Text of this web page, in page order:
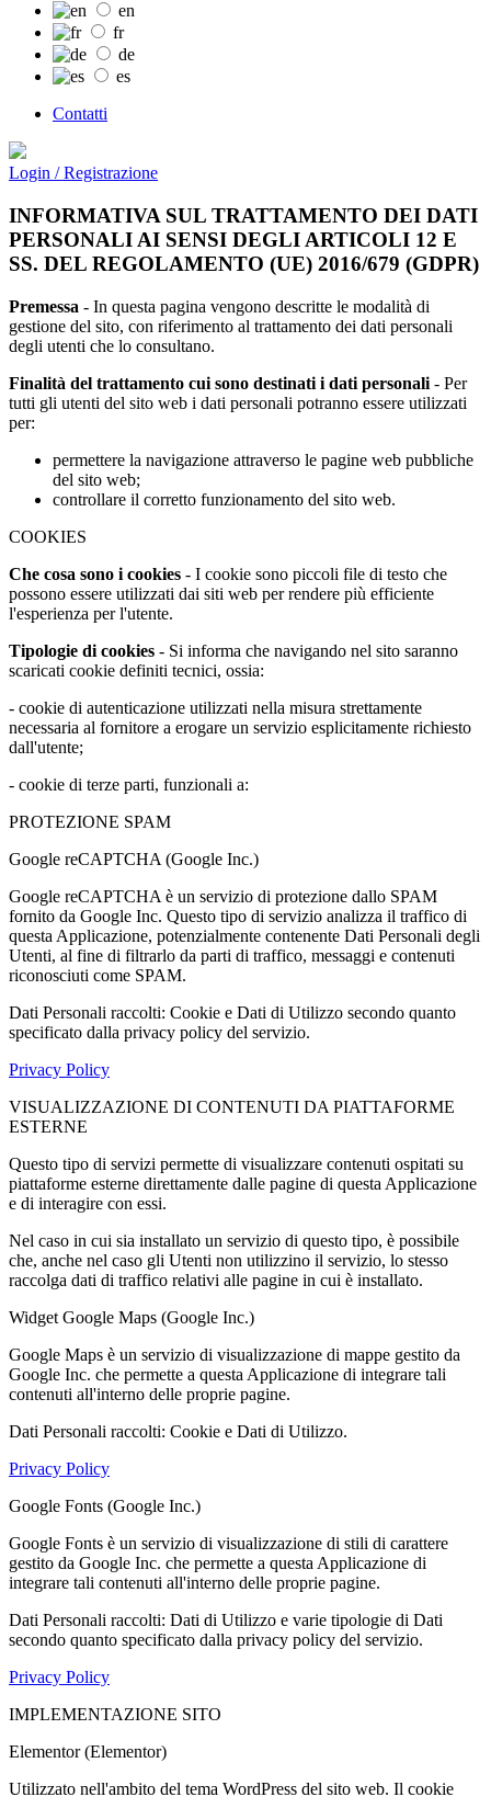
en
fr
de
es
Contatti
Login / Registrazione
INFORMATIVA SUL TRATTAMENTO DEI DATI
PERSONALI AI SENSI DEGLI ARTICOLI 12 E
SS. DEL REGOLAMENTO (UE) 2016/679 (GDPR)
Premessa - In questa pagina vengono descritte le modalità di
gestione del sito, con riferimento al trattamento dei dati personali
degli utenti che lo consultano.
Finalità del trattamento cui sono destinati i dati personali - Per
tutti gli utenti del sito web i dati personali potranno essere utilizzati
per:
permettere la navigazione attraverso le pagine web pubbliche
del sito web;
controllare il corretto funzionamento del sito web.
COOKIES
Che cosa sono i cookies - I cookie sono piccoli file di testo che
possono essere utilizzati dai siti web per rendere più efficiente
l'esperienza per l'utente.
Tipologie di cookies - Si informa che navigando nel sito saranno
scaricati cookie definiti tecnici, ossia:
- cookie di autenticazione utilizzati nella misura strettamente
necessaria al fornitore a erogare un servizio esplicitamente richiesto
dall'utente;
- cookie di terze parti, funzionali a:
PROTEZIONE SPAM
Google reCAPTCHA (Google Inc.)
Google reCAPTCHA è un servizio di protezione dallo SPAM
fornito da Google Inc. Questo tipo di servizio analizza il traffico di
questa Applicazione, potenzialmente contenente Dati Personali degli
Utenti, al fine di filtrarlo da parti di traffico, messaggi e contenuti
riconosciuti come SPAM.
Dati Personali raccolti: Cookie e Dati di Utilizzo secondo quanto
specificato dalla privacy policy del servizio.
Privacy Policy
VISUALIZZAZIONE DI CONTENUTI DA PIATTAFORME
ESTERNE
Questo tipo di servizi permette di visualizzare contenuti ospitati su
piattaforme esterne direttamente dalle pagine di questa Applicazione
e di interagire con essi.
Nel caso in cui sia installato un servizio di questo tipo, è possibile
che, anche nel caso gli Utenti non utilizzino il servizio, lo stesso
raccolga dati di traffico relativi alle pagine in cui è installato.
Widget Google Maps (Google Inc.)
Google Maps è un servizio di visualizzazione di mappe gestito da
Google Inc. che permette a questa Applicazione di integrare tali
contenuti all'interno delle proprie pagine.
Dati Personali raccolti: Cookie e Dati di Utilizzo.
Privacy Policy
Google Fonts (Google Inc.)
Google Fonts è un servizio di visualizzazione di stili di carattere
gestito da Google Inc. che permette a questa Applicazione di
integrare tali contenuti all'interno delle proprie pagine.
Dati Personali raccolti: Dati di Utilizzo e varie tipologie di Dati
secondo quanto specificato dalla privacy policy del servizio.
Privacy Policy
IMPLEMENTAZIONE SITO
Elementor (Elementor)
Utilizzato nell'ambito del tema WordPress del sito web. Il cookie